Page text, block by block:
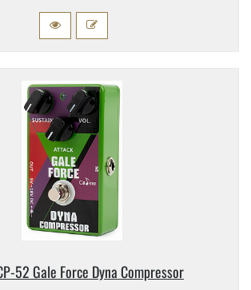
​52 Gale Force Dyna Compressor